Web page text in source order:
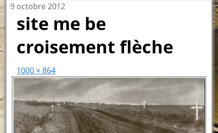
9 octobre 2012
site me be
croisement flèche
1000 × 864